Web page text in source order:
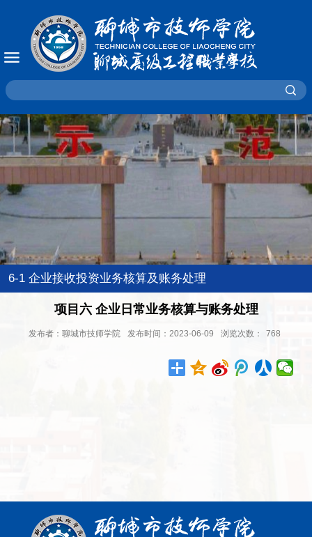
6-1 企业接收投资业务核算及账务处理
项目六 企业日常业务核算与账务处理
发布者：聊城市技师学院 发布时间：2023-06-09 浏览次数： 768